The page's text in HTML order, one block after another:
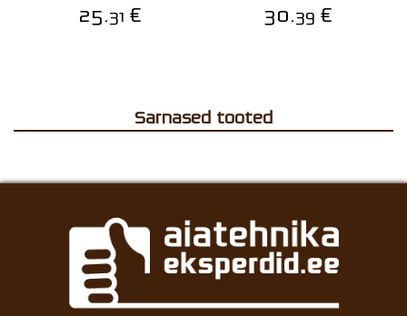
25.31 € 30.39 €
Sarnased tooted